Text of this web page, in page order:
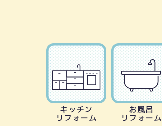
キッチン
リフォーム
お風呂
リフォーム